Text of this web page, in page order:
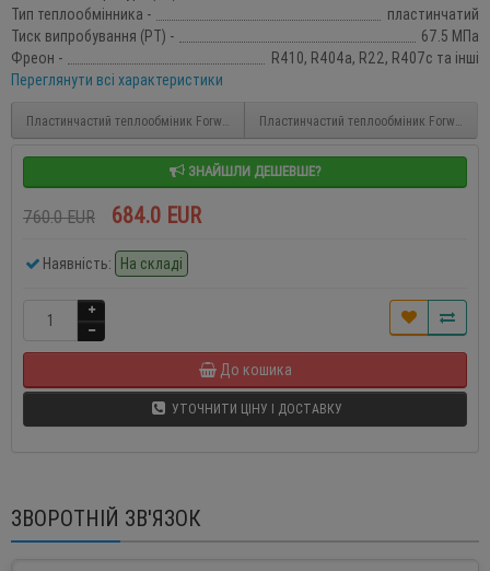
Тип теплообмінника -
пластинчатий
Тиск випробування (PT) -
67.5 МПа
Фреон -
R410, R404a, R22, R407c та інші
Переглянути всі характеристики
Пластинчастий теплообміник Forwon FHC060-80Пластинчастий теплообміник Forwon
ЗНАЙШЛИ ДЕШЕВШЕ?
760.0 EUR 684.0 EUR
Наявність: На складі
До кошика
УТОЧНИТИ ЦІНУ І ДОСТАВКУ
ЗВОРОТНІЙ ЗВ'ЯЗОК